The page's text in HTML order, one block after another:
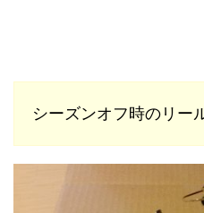
シーズンオフ時のリー